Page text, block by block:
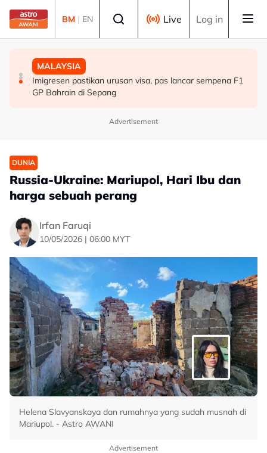
Skip to main content
BM | EN Live Log in
MALAYSIA
Peruntukan EFT Pahang meningkat kepada RM24.57
juta tahun ini - Wan Rosdy
BISNES
GEAR-uP pacu pelaburan domestik, cipta nilai
berkekalan untuk negara
MALAYSIA
Imigresen pastikan urusan visa, pas lancar sempena F1
GP Bahrain di Sepang
Advertisement
DUNIA
Russia-Ukraine: Mariupol, Hari Ibu dan
harga sebuah perang
Irfan Faruqi
10/05/2026 | 06:00 MYT
Helena Slavyanskaya dan rumahnya yang sudah musnah di
Mariupol. - Astro AWANI
Advertisement